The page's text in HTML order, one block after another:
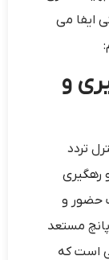
ایفا می‌
و
تردد
رهگیری
حضور و
مستعد
است که